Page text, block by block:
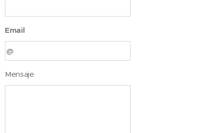
Email
Mensaje